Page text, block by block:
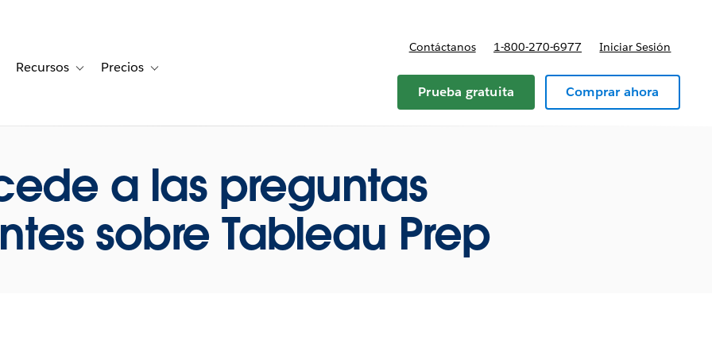
Historias de clientes
sub-navigation for Soluciones
Recursos Toggle sub-navigation for Recursos
Precios Toggle sub-navigation for Precios
Contáctanos 1-800-270-6977 Iniciar Sesión
Prueba gratuita Comprar ahora
a las preguntas
sobre Tableau Prep